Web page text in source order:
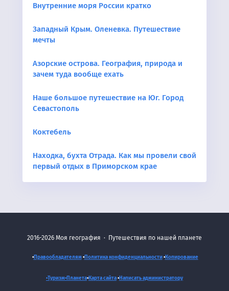
Внутренние моря России кратко
Западный Крым. Оленевка. Путешествие
мечты
Азорские острова. География, природа и
зачем туда вообще ехать
Наше большое путешествие на Юг. Город
Севастополь
Коктебель
Находка, бухта Отрада. Как мы провели свой
первый отдых в Приморском крае
2016-2026 Моя география · Путешествия по нашей планете
•Правообладателям•Политика конфиденциальности•Копирование
•Туризм•Планета•Карта сайта•Написать администратору